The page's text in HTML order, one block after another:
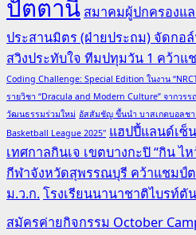
ปัตตานี สมาคมผู้ปกครองแ
ประสานมิตร (ฝ่ายประถม) จัดกอ
สวิงประทับใจ ทีมปทุมวัน 1 คว้าแ
Coding Challenge: Special Edition ในงาน
รายวิชา “Dracula and Modern Culture” จากวร
วัฒนธรรมร่วมใหม่ อัสสัมชัญ ขึ้นนำ บาสเกตบอลชา
Basketball League 2025" แฮปปี้แลนด์เซ็
เทศกาลกินเจ เขตบางกะปิ “กิน ไ
กีฬาจังหวัดสุพรรณบุรี คว้าแชมป์
ม.ว.ก.โรงเรียนนานาชาติไบรท์ตั
สมัครค่ายกิจกรรม October